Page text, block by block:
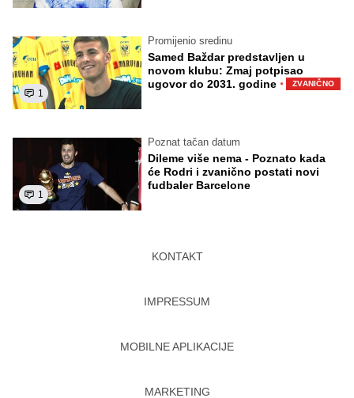
1
Promijenio sredinu
Samed Baždar predstavljen u
novom klubu: Zmaj potpisao
ugovor do 2031. godine · ZVANIČNO
1
Poznat tačan datum
Dileme više nema - Poznato kada
će Rodri i zvanično postati novi
fudbaler Barcelone
KONTAKT
IMPRESSUM
MOBILNE APLIKACIJE
MARKETING